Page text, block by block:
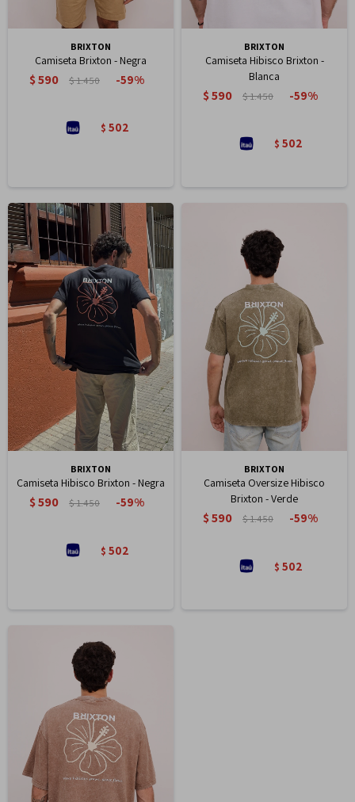
BRIXTON
Camiseta Brixton - Negra
$590 $1.450 59
$ 502
BRIXTON
Camiseta Hibisco Brixton -
Blanca
$590 $1.450 59
$ 502
BRIXTON
Camiseta Hibisco Brixton - Negra
$590 $1.450 59
$ 502
BRIXTON
Camiseta Oversize Hibisco
Brixton - Verde
$590 $1.450 59
$ 502